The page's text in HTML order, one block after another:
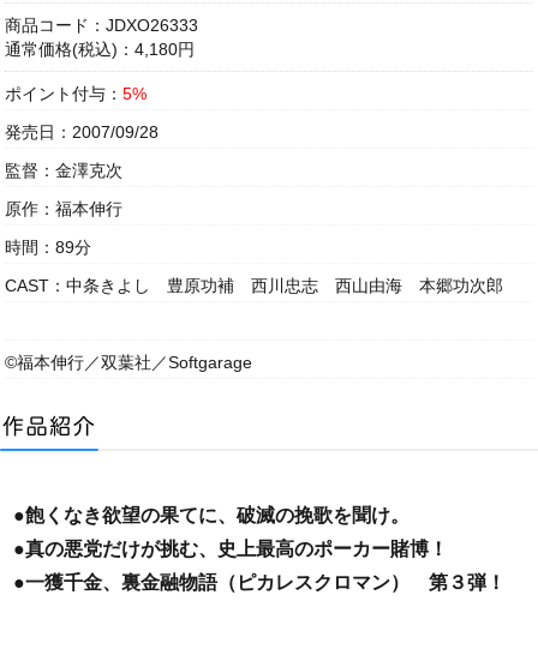
商品コード：JDXO26333
通常価格(税込)：4,180円
ポイント付与：5%
発売日：2007/09/28
監督：金澤克次
原作：福本伸行
時間：89分
CAST：中条きよし 豊原功補 西川忠志 西山由海 本郷功次郎
©福本伸行／双葉社／Softgarage
●飽くなき欲望の果てに、破滅の挽歌を聞け。
●真の悪党だけが挑む、史上最高のポーカー賭博！
●一獲千金、裏金融物語（ピカレスクロマン） 第３弾！